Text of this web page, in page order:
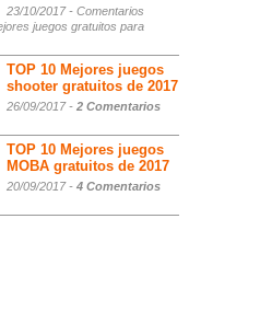
23/10/2017 - Comentarios
juegos gratuitos para
TOP 10 Mejores juegos
shooter gratuitos de 2017
26/09/2017 - 2 Comentarios
TOP 10 Mejores juegos
MOBA gratuitos de 2017
20/09/2017 - 4 Comentarios